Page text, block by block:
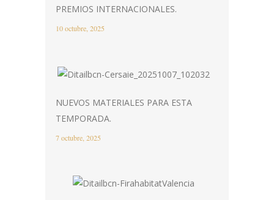
PREMIOS INTERNACIONALES.
10 octubre, 2025
NUEVOS MATERIALES PARA ESTA
TEMPORADA.
7 octubre, 2025